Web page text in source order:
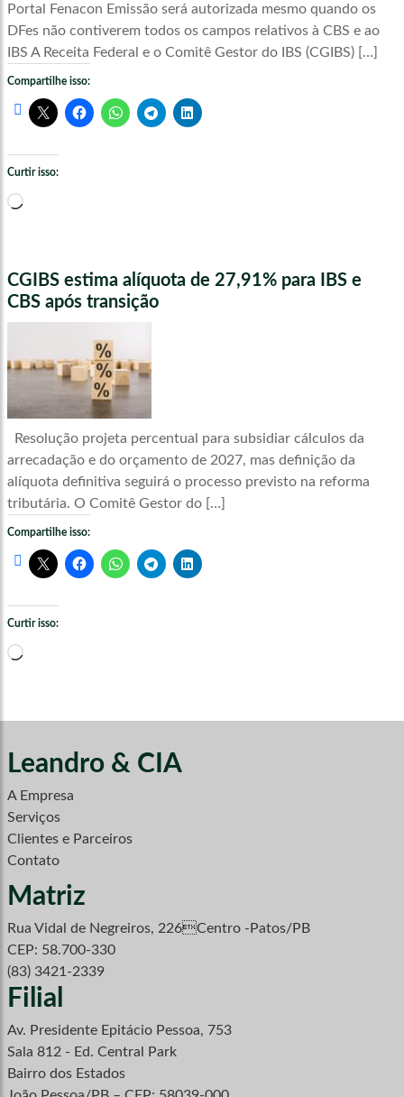
Portal Fenacon Emissão será autorizada mesmo quando os
DFes não contiverem todos os campos relativos à CBS e ao
IBS A Receita Federal e o Comitê Gestor do IBS (CGIBS) […]
Compartilhe isso:
Curtir isso:
Carregando...
CGIBS estima alíquota de 27,91% para IBS e
CBS após transição
Resolução projeta percentual para subsidiar cálculos da
arrecadação e do orçamento de 2027, mas definição da
alíquota definitiva seguirá o processo previsto na reforma
tributária. O Comitê Gestor do […]
Compartilhe isso:
Curtir isso:
Carregando...
Leandro & CIA
A Empresa
Serviços
Clientes e Parceiros
Contato
Matriz
Rua Vidal de Negreiros, 226Centro -Patos/PB
CEP: 58.700-330
(83) 3421-2339
Filial
Av. Presidente Epitácio Pessoa, 753
Sala 812 - Ed. Central Park
Bairro dos Estados